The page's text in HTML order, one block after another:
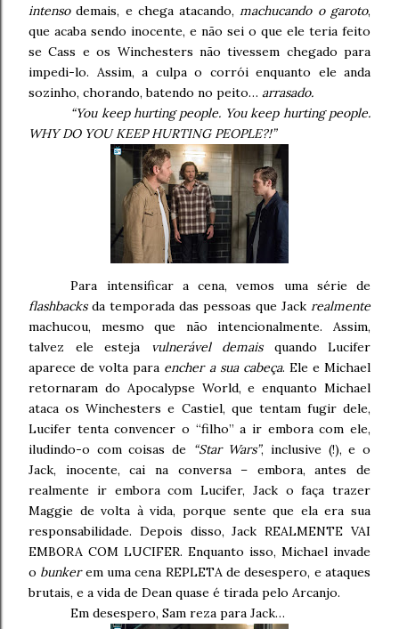
intensodemais, e chega atacando,machucando o garoto,
que acaba sendo inocente, e não sei o que ele teria feito
se Cass e os Winchesters não tivessem chegado para
impedi-lo. Assim, a culpa o corrói enquanto ele anda
sozinho, chorando, batendo no peito… arrasado.
“You keep hurting people. You keep hurting people.
WHY DO YOU KEEP HURTING PEOPLE?!”
Para intensificar a cena, vemos uma série de
flashbacksda temporada das pessoas que Jack realmente
machucou, mesmo que não intencionalmente. Assim,
talvez ele esteja vulnerável demaisquando Lucifer
aparece de volta para encher a sua cabeça. Ele e Michael
retornaram do Apocalypse World, e enquanto Michael
ataca os Winchesters e Castiel, que tentam fugir dele,
Lucifer tenta convencer o “filho” a ir embora com ele,
iludindo-o com coisas de “Star Wars”, inclusive (!), e o
Jack, inocente, cai na conversa – embora, antes de
realmente ir embora com Lucifer, Jack o faça trazer
Maggie de volta à vida, porque sente que ela era sua
responsabilidade. Depois disso, Jack REALMENTE VAI
EMBORA COM LUCIFER. Enquanto isso, Michael invade
o bunkerem uma cena REPLETA de desespero, e ataques
brutais, e a vida de Dean quase é tirada pelo Arcanjo.
Em desespero, Sam reza para Jack…